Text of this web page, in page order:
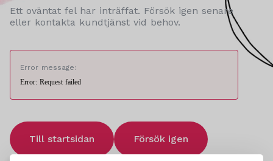
Ett oväntat fel har inträffat. Försök igen senare
eller kontakta kundtjänst vid behov.
Error message:
Error: Request failed
Till startsidan Försök igen